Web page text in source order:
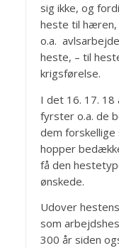
sig ikke, og
heste til
o.a.
heste, – til
krigsførelse.
I det 16. 17. 18
fyrster o.a. de
dem
hopper
få den
ønskede.
Udover
som
300 år siden